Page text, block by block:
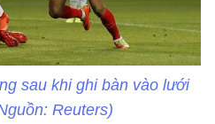
sau khi ghi bàn vào lưới
Reuters)